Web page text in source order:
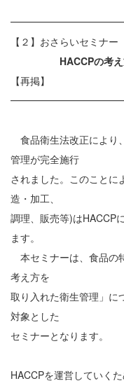
【２】おさらいセミナ
HACCPの考
【再掲】
食品衛生法改正により
管理が完全施行
されました。このことに
造・加工、
調理、販売等)はHACCP
ます。
本セミナーは、食品の
考え方を
取り入れた衛生管理」に
対象とした
セミナーとなります。
HACCPを運営していく